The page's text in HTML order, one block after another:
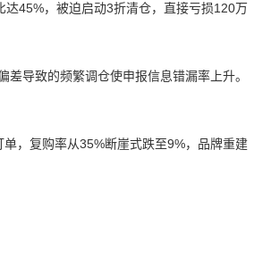
45%，被迫启动3折清仓，直接亏损120万
导致的频繁调仓使申报信息错漏率上升。
，复购率从35%断崖式跌至9%，品牌重建